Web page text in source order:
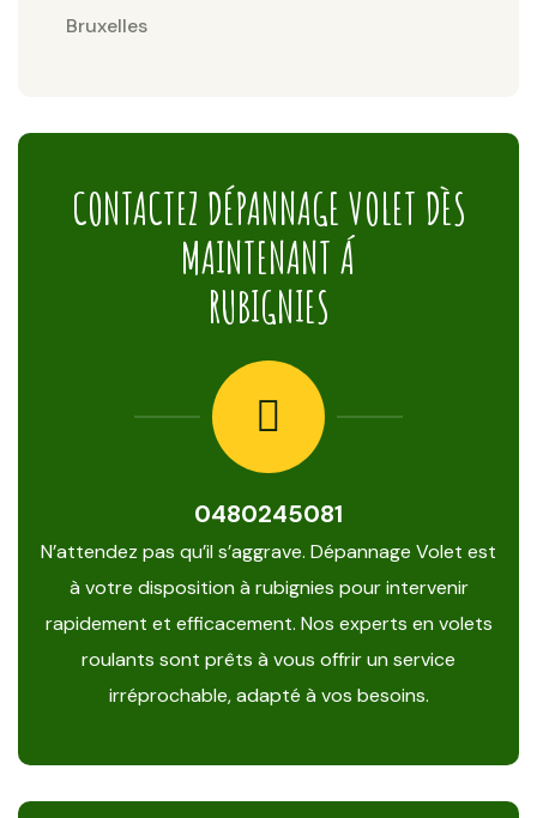
Bruxelles
CONTACTEZ DÉPANNAGE VOLET DÈS
MAINTENANT Á
RUBIGNIES
0480245081
N’attendez pas qu’il s’aggrave. Dépannage Volet est
à votre disposition à rubignies pour intervenir
rapidement et efficacement. Nos experts en volets
roulants sont prêts à vous offrir un service
irréprochable, adapté à vos besoins.